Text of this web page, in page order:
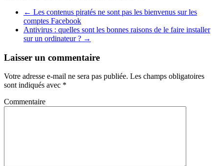
← Les contenus piratés ne sont pas les bienvenus sur les
comptes Facebook
Antivirus : quelles sont les bonnes raisons de le faire installer
sur un ordinateur ? →
Laisser un commentaire
Votre adresse e-mail ne sera pas publiée. Les champs obligatoires
sont indiqués avec *
Commentaire